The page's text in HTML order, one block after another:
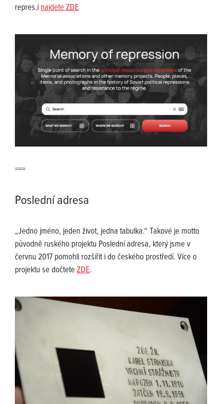
repres,ínajdete ZDE
===
Poslední adresa
„Jedno jméno, jeden život, jedna tabulka.“ Takové je motto
původně ruského projektu Poslední adresa, který jsme v
červnu 2017 pomohli rozšířit i do českého prostředí. Více o
projektu se dočteteZDE.